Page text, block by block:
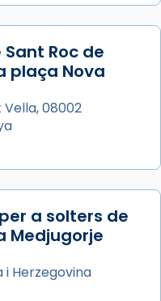
sant Cugat, a
la tradició
a Júlia”) i
=
I l’any 1667, el
en una obra
l’antiga Iluro.
relíq
Roc de
plaça Nova
Vella, 08002
a solters de
Medjugorje
i Herzegovina